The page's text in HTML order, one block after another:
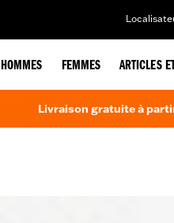
HOMMES FEMMES ARTICLES
Livraison gratuite à